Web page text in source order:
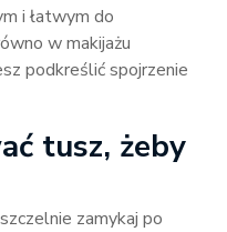
i łatwym do
w makijażu
podkreślić spojrzenie
tusz, żeby
zamykaj po